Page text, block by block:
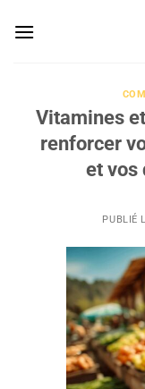
Vitamines
renforcer
et vos
PUBLIÉ